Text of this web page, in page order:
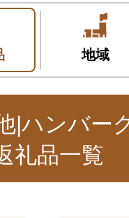
地域
|ハンバー
礼品一覧